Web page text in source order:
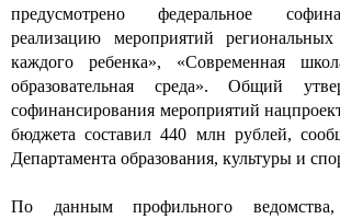
предусмотрено федеральное
реализацию мероприятий
каждого ребенка», «Современная
образовательная среда». Общий
софинансирования мероприятий
бюджета составил 440 млн рублей,
Департамента образования, культуры и
По данным профильного